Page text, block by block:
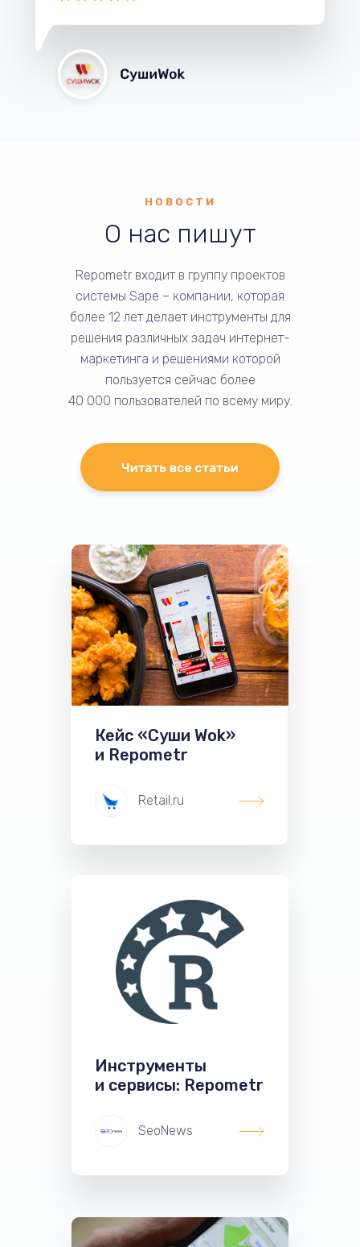
О нас пишут
НОВОСТИ
Repometr входит в группу проектов
системы Sape – компании, которая
более 12 лет делает инструменты для
решения различных задач интернет-
маркетинга и решениями которой
пользуется сейчас более
40 000 пользователей по всему миру.
Кейс «Суши Wok»
и Repometr
Retail.ru
Инструменты
и сервисы: Repometr
SeoNews